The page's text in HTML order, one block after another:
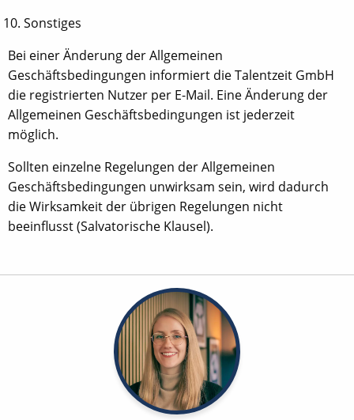
Sonstiges
Bei einer Änderung der Allgemeinen
Geschäftsbedingungen informiert die Talentzeit GmbH
die registrierten Nutzer per E-Mail. Eine Änderung der
Allgemeinen Geschäftsbedingungen ist jederzeit
möglich.
Sollten einzelne Regelungen der Allgemeinen
Geschäftsbedingungen unwirksam sein, wird dadurch
die Wirksamkeit der übrigen Regelungen nicht
beeinflusst (Salvatorische Klausel).